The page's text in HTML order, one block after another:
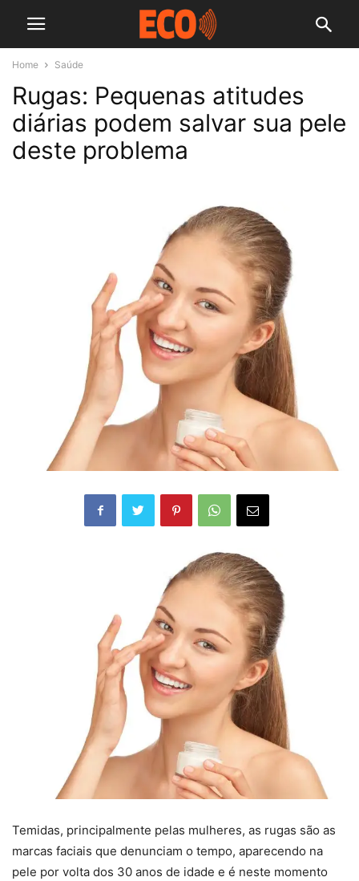
Home Saúde
Rugas: Pequenas atitudes
diárias podem salvar sua pele
deste problema
Temidas, principalmente pelas mulheres, as rugas são as
marcas faciais que denunciam o tempo, aparecendo na
pele por volta dos 30 anos de idade e é neste momento